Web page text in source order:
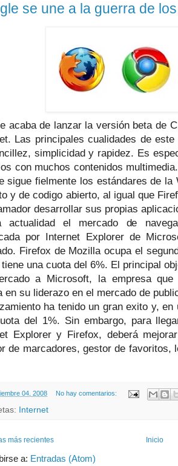
se une a la guerra de
acaba de lanzar la versión beta de
Las principales cualidades de
simplicidad y rapidez. Es
con muchos contenidos
sigue fielmente los estándares de la
y de codigo abierto, al igual que
desarrollar sus propias
actualidad el mercado de
por Internet Explorer de
Firefox de Mozilla ocupa el
una cuota del 6%. El principal
a Microsoft, la empresa
en su liderazo en el mercado de
ha tenido un gran exito y,
del 1%. Sin embargo, para
Explorer y Firefox, deberá
de marcadores, gestor de favoritos,
04, 2008 No hay comentarios:
Internet
más recientes Inicio
a: Entradas (Atom)